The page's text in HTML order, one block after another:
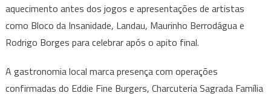
aquecimento antes dos jogos e apresentações de artistas
como Bloco da Insanidade, Landau, Maurinho Berrodágua e
Rodrigo Borges para celebrar após o apito final.
A gastronomia local marca presença com operações
confirmadas do Eddie Fine Burgers, Charcuteria Sagrada Família